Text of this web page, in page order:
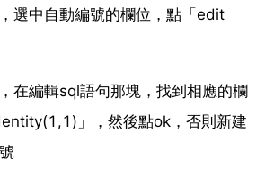
選中自動編號的欄位，點「edit
在編輯sql語句那塊，找到相應的欄
」，然後點ok，否則新建